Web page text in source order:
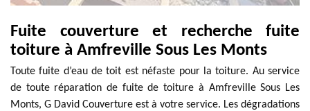
Fuite couverture et recherche fuite
toiture à Amfreville Sous Les Monts
Toute fuite d’eau de toit est néfaste pour la toiture. Au service
de toute réparation de fuite de toiture à Amfreville Sous Les
Monts, G David Couverture est à votre service. Les dégradations